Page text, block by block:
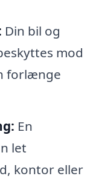
Din bil og
mod
forlænge
En
let
kontor eller